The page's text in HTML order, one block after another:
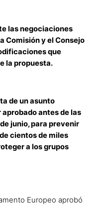
las negociaciones
Comisión y el Consejo
que
la propuesta.
de un asunto
antes de las
junio, para prevenir
cientos de miles
a los grupos
Europeo aprobó